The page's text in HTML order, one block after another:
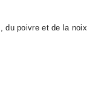
du poivre et de la noix